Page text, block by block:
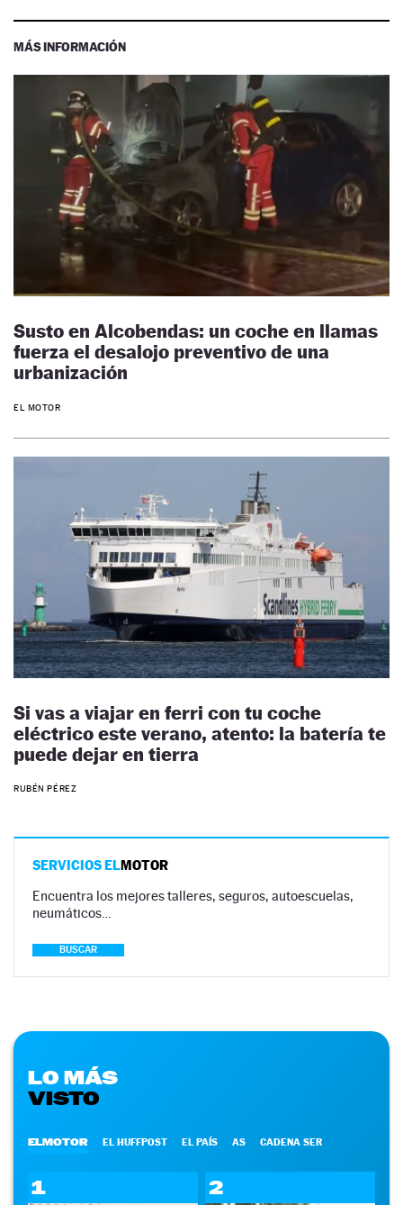
MÁS INFORMACIÓN
Susto en Alcobendas: un coche en llamas
fuerza el desalojo preventivo de una
urbanización
EL MOTOR
Si vas a viajar en ferri con tu coche
eléctrico este verano, atento: la batería te
puede dejar en tierra
RUBÉN PÉREZ
SERVICIOS ELMOTOR
Encuentra los mejores talleres, seguros, autoescuelas,
neumáticos…
BUSCAR
LO MÁS
VISTO
ELMOTOR EL HUFFPOST EL PAÍS AS CADENA SER
1 2